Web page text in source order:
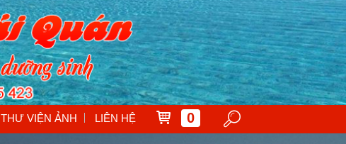
THƯ VIỆN ẢNH LIÊN HỆ 0